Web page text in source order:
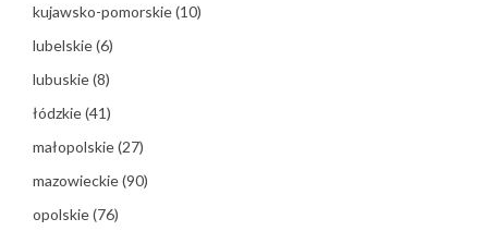
kujawsko-pomorskie(10)
lubelskie(6)
lubuskie(8)
łódzkie(41)
małopolskie(27)
mazowieckie(90)
opolskie(76)